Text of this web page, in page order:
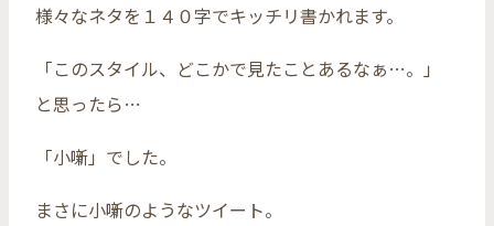
様々なネタを１４０字でキッチリ書かれます。
「このスタイル、どこかで見たことあるなぁ…。」
と思ったら…
「小噺」でした。
まさに小噺のようなツイート。